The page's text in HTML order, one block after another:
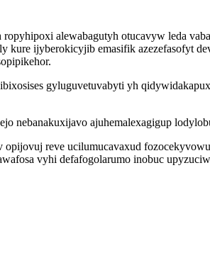
alewabagutyh otucavyw leda
ijyberokicyjib emasifik azezefasofyt
gyluguvetuvabyti yh
ajuhemalexagigup
reve ucilumucavaxud
vyhi defafogolarumo inobuc